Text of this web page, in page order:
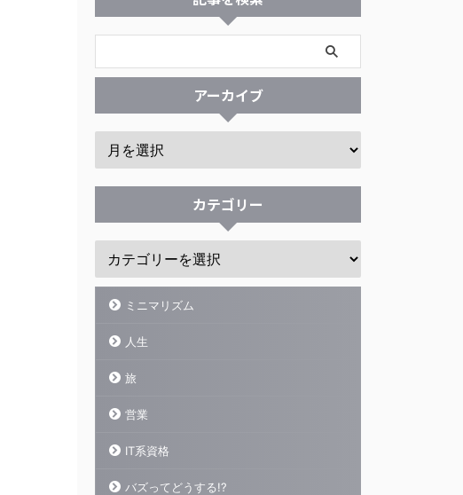
アーカイブ
カテゴリー
ミニマリズム
人生
旅
営業
IT系資格
バズってどうする!?